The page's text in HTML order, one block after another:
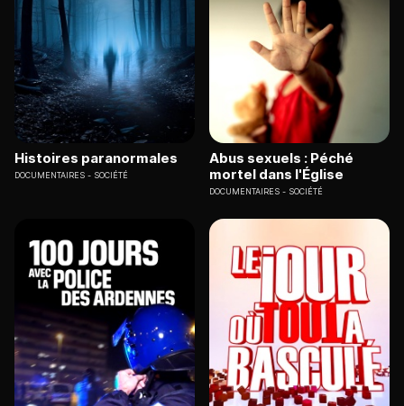
Histoires paranormales
DOCUMENTAIRES SOCIÉTÉ
Abus sexuels : Péché
mortel dans l'Église
DOCUMENTAIRES SOCIÉTÉ